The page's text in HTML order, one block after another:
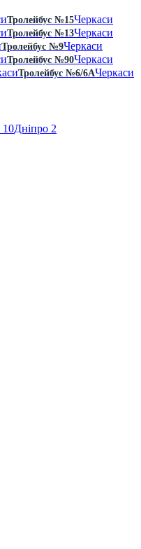
Тролейбус №15Черкаси
Тролейбус №13Черкаси
Тролейбус №9Черкаси
Тролейбус №90Черкаси
Тролейбус №6/6АЧеркаси
10Дніпро 2